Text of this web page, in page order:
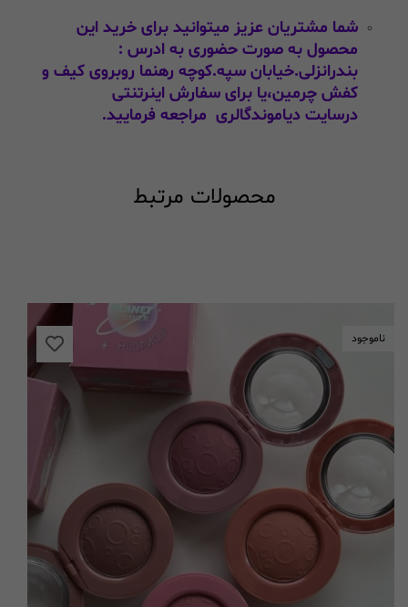
شما مشتریان عزیز میتوانید برای خرید این
محصول به صورت حضوری به ادرس :
بندرانزلی.خیابان سپه.کوچه رهنما روبروی کیف و
کفش چرمین،یا برای سفارش اینرتنتی
درسایت دیاموندگالری مراجعه فرمایید.
محصولات مرتبط
ناموجود